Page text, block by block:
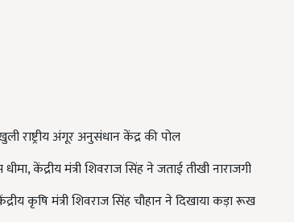
राष्ट्रीय अंगूर अनुसंधान केंद्र की पोल
केंद्रीय मंत्री शिवराज सिंह ने जताई तीखी नाराजगी
कृषि मंत्री शिवराज सिंह चौहान ने दिखाया कड़ा रूख